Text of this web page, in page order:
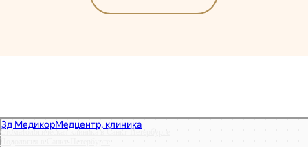
Стоматологическая клиника в Санкт‑Петербурге
Подология в Санкт‑Петербурге